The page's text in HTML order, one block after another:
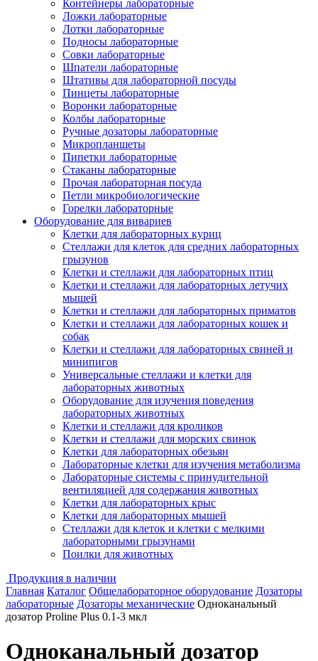
Контейнеры лабораторные
Ложки лабораторные
Лотки лабораторные
Подносы лабораторные
Совки лабораторные
Шпатели лабораторные
Штативы для лабораторной посуды
Пинцеты лабораторные
Воронки лабораторные
Колбы лабораторные
Ручные дозаторы лабораторные
Микропланшеты
Пипетки лабораторные
Стаканы лабораторные
Прочая лабораторная посуда
Петли микробиологические
Горелки лабораторные
Оборудование для вивариев
Клетки для лабораторных куриц
Стеллажи для клеток для средних лабораторных
грызунов
Клетки и стеллажи для лабораторных птиц
Клетки и стеллажи для лабораторных летучих
мышей
Клетки и стеллажи для лабораторных приматов
Клетки и стеллажи для лабораторных кошек и
собак
Клетки и стеллажи для лабораторных свиней и
минипигов
Универсальные стеллажи и клетки для
лабораторных животных
Оборудование для изучения поведения
лабораторных животных
Клетки и стеллажи для кроликов
Клетки и стеллажи для морских свинок
Клетки для лабораторных обезьян
Лабораторные клетки для изучения метаболизма
Лабораторные системы с принудительной
вентиляцией для содержания животных
Клетки для лабораторных крыс
Клетки для лабораторных мышей
Стеллажи для клеток и клетки с мелкими
лабораторными грызунами
Поилки для животных
Продукция в наличии
Главная Каталог Общелабораторное оборудование Дозаторы
лабораторные Дозаторы механические Одноканальный
дозатор Proline Plus 0.1-3 мкл
Одноканальный дозатор